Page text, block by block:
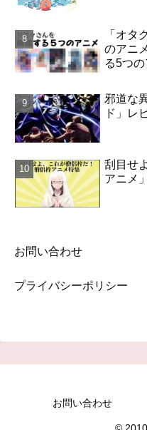
「オタ
のアニ
る5つの
邪道な
ド」レ
刮目せ
アニメ
お問い合わせ
プライバシーポリシー
お問い合わせ